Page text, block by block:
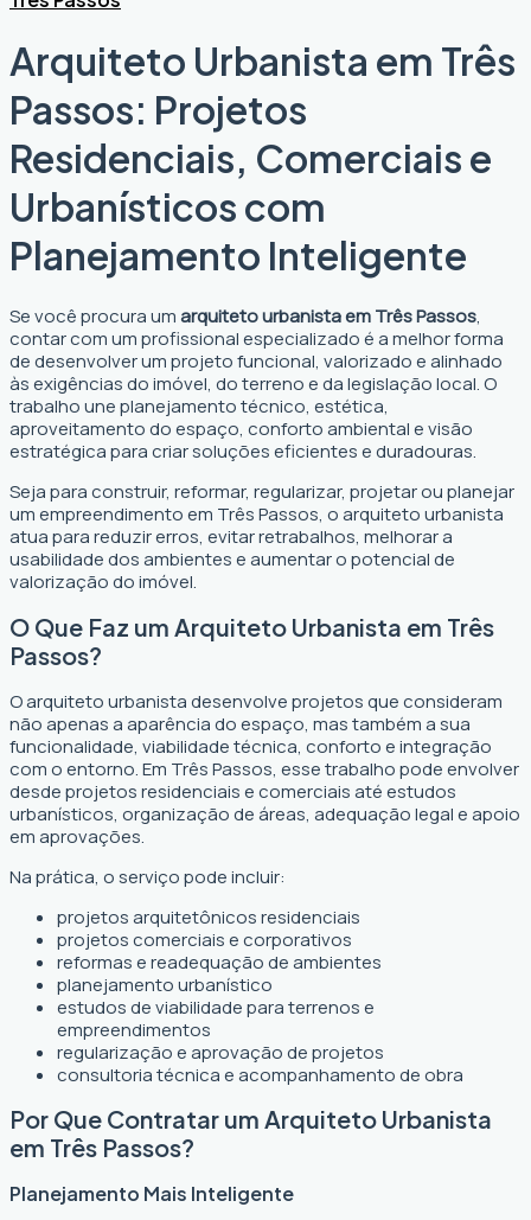
Arquiteto Urbanista em Três
Passos: Projetos
Residenciais, Comerciais e
Urbanísticos com
Planejamento Inteligente
Se você procura umarquiteto urbanista em Três Passos,
contar com um profissional especializado é a melhor forma
de desenvolver um projeto funcional, valorizado e alinhado
às exigências do imóvel, do terreno e da legislação local. O
trabalho une planejamento técnico, estética,
aproveitamento do espaço, conforto ambiental e visão
estratégica para criar soluções eficientes e duradouras.
Seja para construir, reformar, regularizar, projetar ou planejar
um empreendimento em Três Passos, o arquiteto urbanista
atua para reduzir erros, evitar retrabalhos, melhorar a
usabilidade dos ambientes e aumentar o potencial de
valorização do imóvel.
O Que Faz um Arquiteto Urbanista em Três
Passos?
O arquiteto urbanista desenvolve projetos que consideram
não apenas a aparência do espaço, mas também a sua
funcionalidade, viabilidade técnica, conforto e integração
com o entorno. Em Três Passos, esse trabalho pode envolver
desde projetos residenciais e comerciais até estudos
urbanísticos, organização de áreas, adequação legal e apoio
em aprovações.
Na prática, o serviço pode incluir:
projetos arquitetônicos residenciais
projetos comerciais e corporativos
reformas e readequação de ambientes
planejamento urbanístico
estudos de viabilidade para terrenos e
empreendimentos
regularização e aprovação de projetos
consultoria técnica e acompanhamento de obra
Por Que Contratar um Arquiteto Urbanista
em Três Passos?
Planejamento Mais Inteligente